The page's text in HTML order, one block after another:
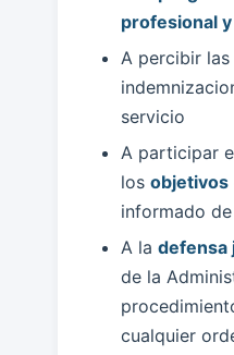
profesional
A percibir las
servicio
A participar
losobjetivos
informado
A ladefensa
de la
cualquier